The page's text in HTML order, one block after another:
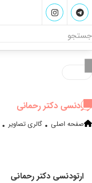
ارتودنسی دکتر رحمانی
صفحه اصلی . گالری تصاویر .
ارتودنسی دکتر رحمانی